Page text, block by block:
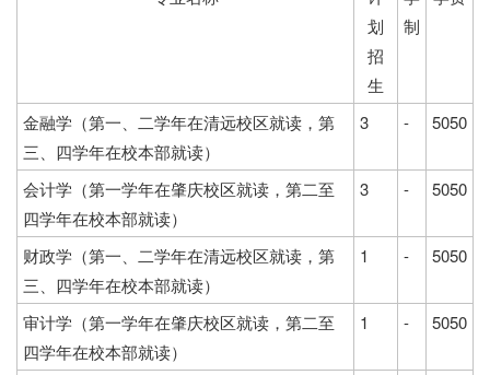
划
招
生
制
金融学（第一、二学年在清远校区就读，第
三、四学年在校本部就读）
3 - 5050
会计学（第一学年在肇庆校区就读，第二至
四学年在校本部就读）
3 - 5050
财政学（第一、二学年在清远校区就读，第
三、四学年在校本部就读）
1 - 5050
审计学（第一学年在肇庆校区就读，第二至
四学年在校本部就读）
1 - 5050